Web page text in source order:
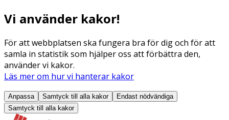
Vi använder kakor!
För att webbplatsen ska fungera bra för dig och för att
samla in statistik som hjälper oss att förbättra den,
använder vi kakor.
Läs mer om hur vi hanterar kakor
Anpassa Samtyck till alla kakor
Endast nödvändiga
Samtyck till alla kakor